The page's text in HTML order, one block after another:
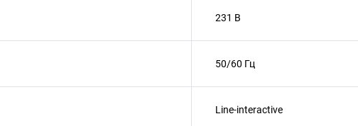
231 В
50/60 Гц
Line-interactive